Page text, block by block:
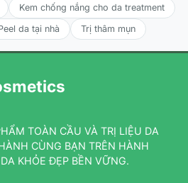
Kem chống nắng cho da treatment
da tại nhà Trị thâm mụn
TOÀN CẦU VÀ TRỊ LIỆU DA
CÙNG BẠN TRÊN HÀNH
KHỎE ĐẸP BỀN VỮNG.